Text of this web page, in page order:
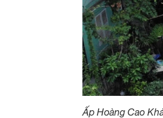
Ấp Hoàng Cao